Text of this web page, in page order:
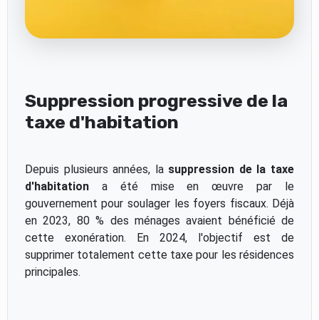
Suppression progressive de la
taxe d'habitation
Depuis plusieurs années, la suppression de la taxe
d'habitationa été mise en œuvre par le
gouvernement pour soulager les foyers fiscaux. Déjà
en 2023, 80 % des ménages avaient bénéficié de
cette exonération. En 2024, l'objectif est de
supprimer totalement cette taxe pour les résidences
principales.